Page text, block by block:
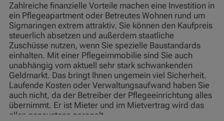
Zahlreiche finanzielle Vorteile machen eine Investition in
ein Pflegeapartment oder Betreutes Wohnen rund um
Sigmaringen extrem attraktiv. Sie können den Kaufpreis
steuerlich absetzen und außerdem staatliche
Zuschüsse nutzen, wenn Sie spezielle Baustandards
einhalten. Mit einer Pflegeimmobilie sind Sie auch
unabhängig vom aktuell sehr stark schwankenden
Geldmarkt. Das bringt Ihnen ungemein viel Sicherheit.
Laufende Kosten oder Verwaltungsaufwand haben Sie
auch nicht, da der Betreiber der Pflegeeinrichtung alles
übernimmt. Er ist Mieter und im Mietvertrag wird das
alles genaustens geregelt.